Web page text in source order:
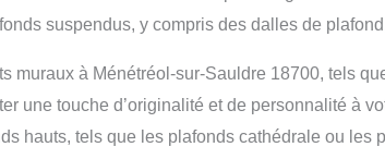
suspendus, y compris des dalles de
muraux à Ménétréol-sur-Sauldre 18700, tels
une touche d’originalité et de personnalité à
hauts, tels que les plafonds cathédrale ou les